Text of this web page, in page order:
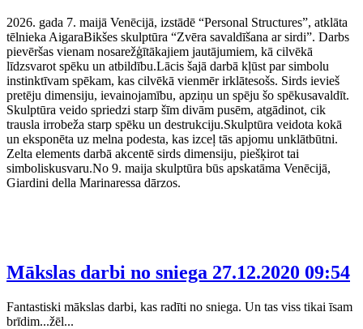
2026. gada 7. maijā Venēcijā, izstādē “Personal Structures”, atklāta
tēlnieka AigaraBikšes skulptūra “Zvēra savaldīšana ar sirdi”. Darbs
pievēršas vienam nosarežģītākajiem jautājumiem, kā cilvēkā
līdzsvarot spēku un atbildību.Lācis šajā darbā kļūst par simbolu
instinktīvam spēkam, kas cilvēkā vienmēr irklātesošs. Sirds ievieš
pretēju dimensiju, ievainojamību, apziņu un spēju šo spēkusavaldīt.
Skulptūra veido spriedzi starp šīm divām pusēm, atgādinot, cik
trausla irrobeža starp spēku un destrukciju.Skulptūra veidota kokā
un eksponēta uz melna podesta, kas izceļ tās apjomu unklātbūtni.
Zelta elements darbā akcentē sirds dimensiju, piešķirot tai
simboliskusvaru.No 9. maija skulptūra būs apskatāma Venēcijā,
Giardini della Marinaressa dārzos.
Mākslas darbi no sniega 27.12.2020 09:54
Fantastiski mākslas darbi, kas radīti no sniega. Un tas viss tikai īsam
brīdim...žēl...